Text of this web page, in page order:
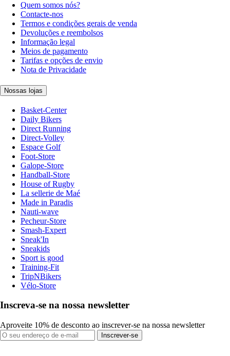
Quem somos nós?
Contacte-nos
Termos e condições gerais de venda
Devoluções e reembolsos
Informação legal
Meios de pagamento
Tarifas e opções de envio
Nota de Privacidade
Nossas lojas
Basket-Center
Daily Bikers
Direct Running
Direct-Volley
Espace Golf
Foot-Store
Galope-Store
Handball-Store
House of Rugby
La sellerie de Maé
Made in Paradis
Nauti-wave
Pecheur-Store
Smash-Expert
Sneak'In
Sneakids
Sport is good
Training-Fit
TripNBikers
Vélo-Store
Inscreva-se na nossa newsletter
Aproveite 10% de desconto ao inscrever-se na nossa newsletter
Inscrever-se